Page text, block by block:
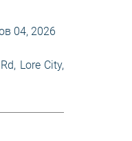
04, 2026
Lore City,